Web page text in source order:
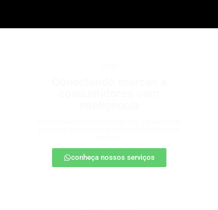
conheça nossos serviços